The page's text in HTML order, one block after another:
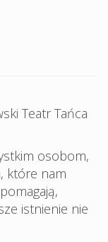
Teatr Tańca
osobom,
które nam
istnienie nie